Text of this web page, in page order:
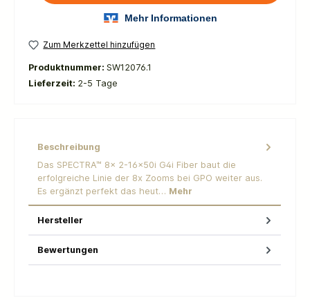
Zum Merkzettel hinzufügen
Produktnummer: SW12076.1
Lieferzeit: 2-5 Tage
Beschreibung
Das SPECTRA™ 8x 2-16x50i G4i Fiber baut die
erfolgreiche Linie der 8x Zooms bei GPO weiter aus.
Es ergänzt perfekt das heut… Mehr
Hersteller
Bewertungen